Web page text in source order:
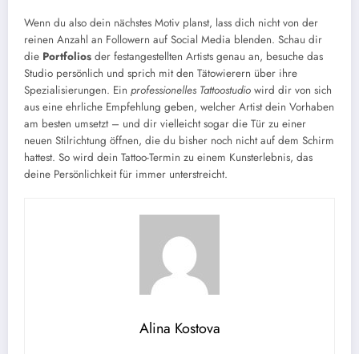
Wenn du also dein nächstes Motiv planst, lass dich nicht von der
reinen Anzahl an Followern auf Social Media blenden. Schau dir
die Portfolios der festangestellten Artists genau an, besuche das
Studio persönlich und sprich mit den Tätowierern über ihre
Spezialisierungen. Ein professionelles Tattoostudio wird dir von sich
aus eine ehrliche Empfehlung geben, welcher Artist dein Vorhaben
am besten umsetzt – und dir vielleicht sogar die Tür zu einer
neuen Stilrichtung öffnen, die du bisher noch nicht auf dem Schirm
hattest. So wird dein Tattoo-Termin zu einem Kunsterlebnis, das
deine Persönlichkeit für immer unterstreicht.
Alina Kostova